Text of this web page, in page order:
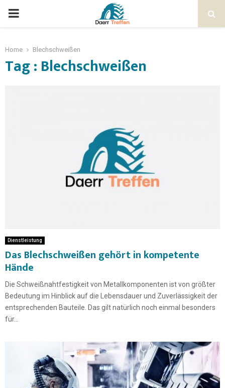
Home Blechschweißen
Tag : Blechschweißen
Dienstleistung
Das Blechschweißen gehört in kompetente
Hände
Die Schweißnahtfestigkeit von Metallkomponenten ist von größter
Bedeutung im Hinblick auf die Lebensdauer und Zuverlässigkeit der
entsprechenden Bauteile. Das gilt natürlich noch einmal besonders
für...